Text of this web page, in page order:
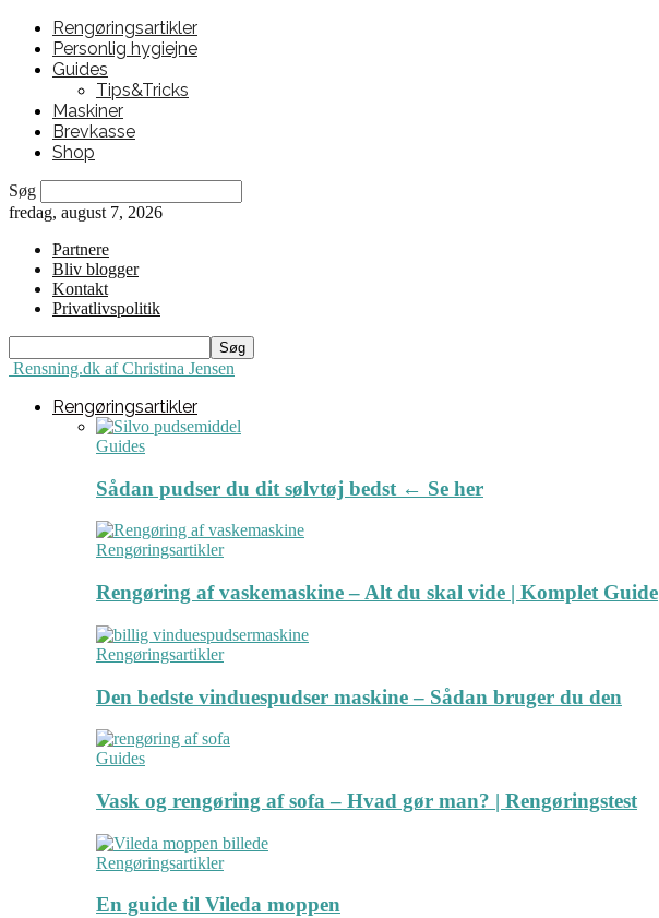
Rengøringsartikler
Personlig hygiejne
Guides
Tips&Tricks
Maskiner
Brevkasse
Shop
Søg
fredag, august 7, 2026
Partnere
Bliv blogger
Kontakt
Privatlivspolitik
Rensning.dk af Christina Jensen
Rengøringsartikler
Guides
Sådan pudser du dit sølvtøj bedst ← Se her
Rengøringsartikler
Rengøring af vaskemaskine – Alt du skal vide | Komplet Guide
Rengøringsartikler
Den bedste vinduespudser maskine – Sådan bruger du den
Guides
Vask og rengøring af sofa – Hvad gør man? | Rengøringstest
Rengøringsartikler
En guide til Vileda moppen